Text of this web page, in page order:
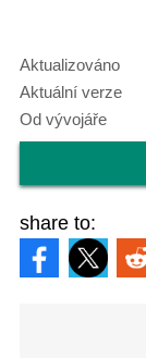
Aktualizováno
Aktuální verze
Od vývojáře
share to: